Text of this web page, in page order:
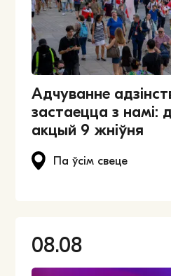
Адчуванне
застаецца з намі:
акцый 9 жніўня
Па ўсім свеце
08.08